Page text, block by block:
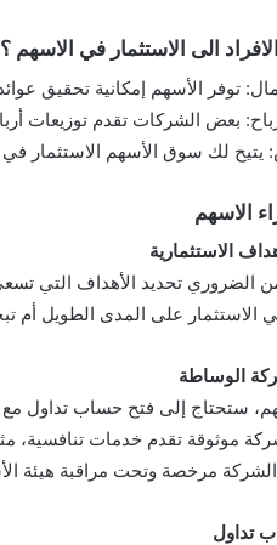
الى الاستثمار في الاسهم ؟
توفر الأسهم إمكانية تحقيق
بعض الشركات تقدم توزيعات
يتيح لك سوق الأسهم الاستثمار
الاسهم
الضروري تحديد الأهداف التي
الاستثمار على المدى الطويل
ستحتاج إلى فتح حساب تداول
موثوقة تقدم خدمات تنافسية،
مرخصة وتحت مراقبة هيئة